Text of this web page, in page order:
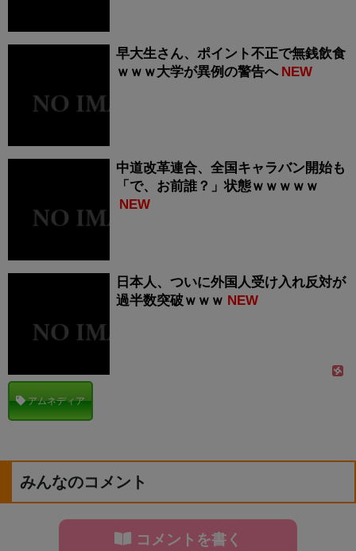
早大生さん、ポイント不正で無銭飲食
ｗｗｗ大学が異例の警告へ NEW
中道改革連合、全国キャラバン開始も
「で、お前誰？」状態ｗｗｗｗｗ
NEW
日本人、ついに外国人受け入れ反対が
過半数突破ｗｗｗ NEW
アムネディア
みんなのコメント
コメントを書く